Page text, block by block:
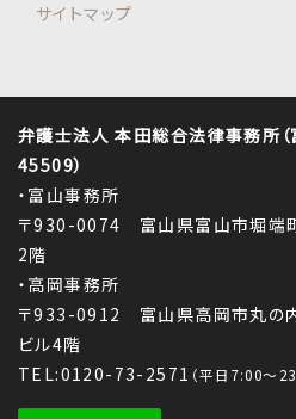
サイトマップ
弁護士法人 本田総合法律事務所
45509）
・富山事務所
〒930-0074 富山県富山市堀端
2階
・高岡事務所
〒933-0912 富山県高岡市丸の
ビル4階
TEL:0120-73-2571 （平日7:00～